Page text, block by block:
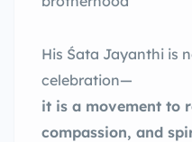
His Śata Jayanthi is
celebration—
it is a movement to
compassion, and